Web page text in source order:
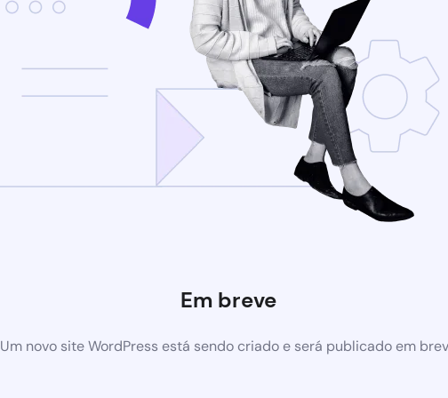
Em breve
Um novo site WordPress está sendo criado e será publicado em